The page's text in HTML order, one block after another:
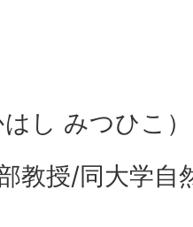
し みつひこ
教授/同大学自